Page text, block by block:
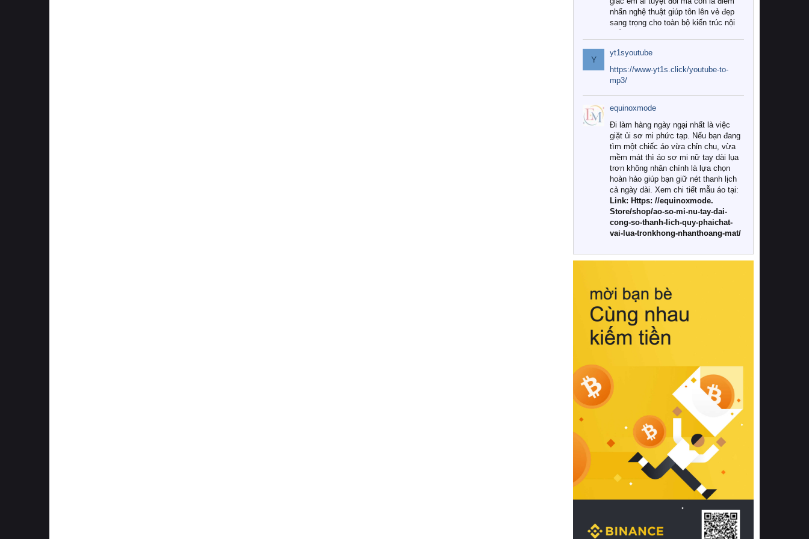
nhấn nghệ thuật giúp tôn lên vẻ đẹp
sang trọng cho toàn bộ kiến trúc nội
Tuy nhiên, giữa thị trường đa dạng
với vô vàn thương hiệu và mẫu mã
như hiện nay, làm thế nào để chọn
được những bộ chăn ga gối đệm cao
cấp thực sự chất lượng, phù hợp với
khí hậu và nhu cầu sử dụng của gia
đình? Hãy cùng chúng tôi đi tìm lời
giải đáp chi tiết qua bài viết dưới đây.
1. Tại sao các gia đình hiện đại lại ưa
chuộng chăn ga gối đệm cao cấp?
Khác với các dòng sản phẩm thông
thường, những bộ chăn ga gối đệm
cao cấp trải qua quy trình sản xuất
nghiêm ngặt từ khâu chọn lọc nguyên
liệu tự nhiên đến công nghệ dệt
nhuộm hiện đại không chứa hóa chất
này, bạn sẽ cảm nhận rõ rệt sự khác
hồi chuẩn xác của phần đệm nâng đỡ
cột sống.
Bên cạnh đó, việc lựa chọn các dòng
sản phẩm đạt chuẩn chất lượng quốc
tế còn giúp ngăn ngừa tình trạng kích
khuẩn và nấm mốc trong điều kiện
thời tiết nóng ẩm. Bạn có thể tìm hiểu
thêm các nghiên cứu khoa học về tác
động của giấc ngủ và môi trường
phòng ngủ đối với sức khỏe con
người tại Sleep Foundation (External
Link) để có cái nhìn toàn diện hơn.
2. Các tiêu chí vàng khi lựa chọn
chăn ga gối đệm cao cấp cho phòng
ngủ
Để sở hữu một bộ chăn ga gối đệm
cao cấp hoàn hảo cả về thẩm mỹ lẫn
công năng, người tiêu dùng cần cân
nhắc kỹ lưỡng các tiêu chí quan trọng
Y
yt1syoutube
https://www-yt1s.click/youtube-to-
mp3/
equinoxmode
Đi làm hàng ngày ngại nhất là việc
giặt ủi sơ mi phức tạp. Nếu bạn đang
tìm một chiếc áo vừa chỉn chu, vừa
mềm mát thì áo sơ mi nữ tay dài lụa
trơn không nhăn chính là lựa chọn
hoàn hảo giúp bạn giữ nét thanh lịch
cả ngày dài. Xem chi tiết mẫu áo tại:
Link: Https: //equinoxmode.
Store/shop/ao-so-mi-nu-tay-dai-
cong-so-thanh-lich-quy-phaichat-
vai-lua-tronkhong-nhanthoang-mat/